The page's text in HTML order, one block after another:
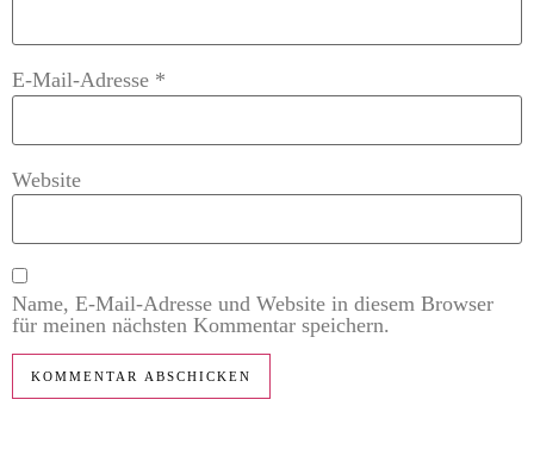
E-Mail-Adresse *
Website
Name, E-Mail-Adresse und Website in diesem Browser
für meinen nächsten Kommentar speichern.